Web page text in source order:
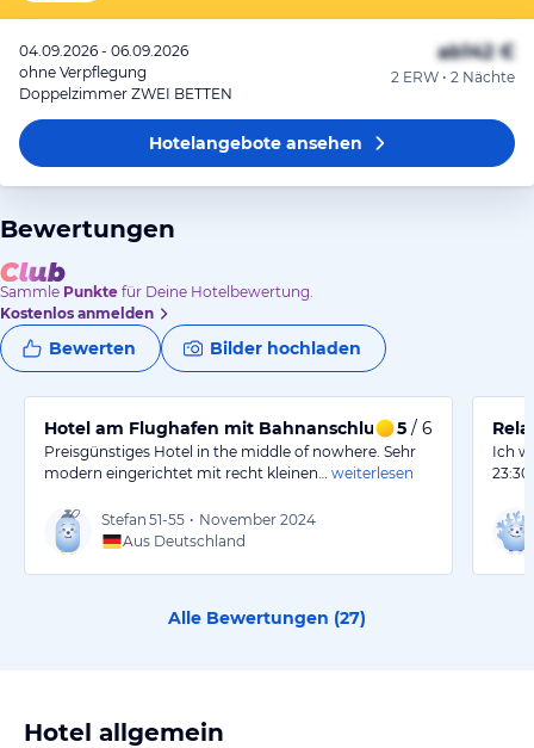
04.09.2026 - 06.09.2026
ohne Verpflegung
Doppelzimmer ZWEI BETTEN
ab142 €
2 ERW • 2 Nächte
Hotelangeboteansehen
Bewertungen
Sammle Punkte für Deine Hotelbewertung.
Kostenlos anmelden
Bewerten Bilder hochladen
Hotel am Flughafen mit Bahnanschluss 5 / 6
Preisgünstiges Hotel in the middle of nowhere. Sehr
modern eingerichtet mit recht kleinen…
weiterlesen
Stefan 51-55 • November 2024
Aus Deutschland
Ich
Alle Bewertungen (27)
Hotel allgemein